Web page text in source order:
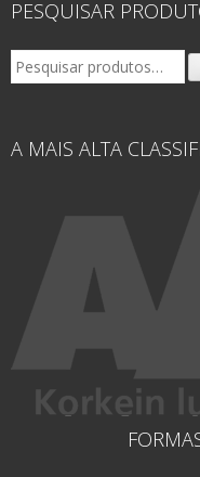
PESQUISAR
Pesquisar
por:
A MAIS ALTA